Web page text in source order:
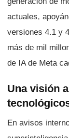
actuales,
versiones 4.1 y
más de mil
de IA de Meta
Una visión
En avisos